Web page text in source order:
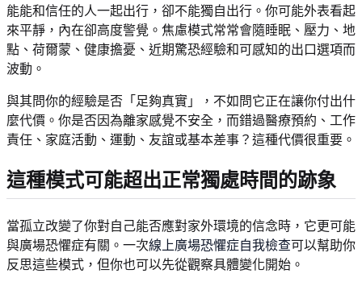
能能和信任的人一起出行，卻不能獨自出行。你可能外表看起
來平靜，內在卻高度警覺。焦慮模式常常會隨睡眠、壓力、地
點、荷爾蒙、健康擔憂、近期驚恐經驗和可感知的出口選項而
波動。
與其問你的經驗是否「足夠真實」，不如問它正在讓你付出什
麼代價。你是否因為離家感覺不安全，而錯過醫療預約、工作
責任、家庭活動、運動、友誼或基本差事？這種代價很重要。
這種模式可能超出正常獨處時間的跡象
當孤立改變了你對自己能否應對家外環境的信念時，它更可能
與廣場恐懼症有關。一次線上廣場恐懼症自我檢查可以幫助你
反思這些模式，但你也可以先從觀察具體變化開始。